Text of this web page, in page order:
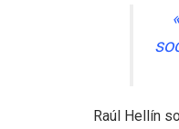
Raúl Hellín